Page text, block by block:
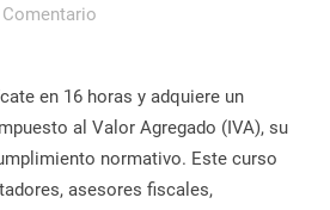
Comentario
en 16 horas y adquiere un
al Valor Agregado (IVA), su
normativo. Este curso
asesores fiscales,